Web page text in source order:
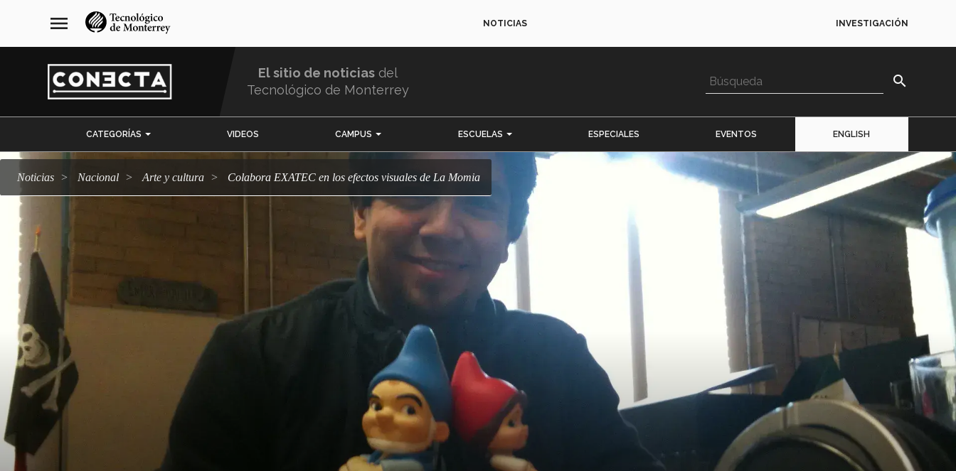
navegación
principal
menu NOTICIAS INVESTIGACIÓN
El sitio de noticias del
Tecnológico de Monterrey
search
CATEGORÍAS VIDEOS CAMPUS ESCUELAS ESPECIALES EVENTOS ENGLISH
Noticias Nacional arte y cultura Colabora EXATEC en los efectos visuales de La Momia